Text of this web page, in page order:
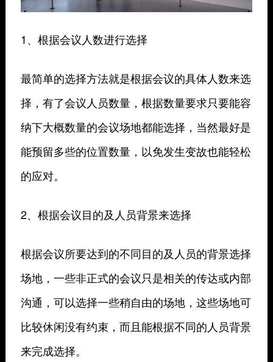
1、根据会议人数进行选择
最简单的选择方法就是根据会议的具体人数来选
择，有了会议人员数量，根据数量要求只要能容
纳下大概数量的会议场地都能选择，当然最好是
能预留多些的位置数量，以免发生变故也能轻松
的应对。
2、根据会议目的及人员背景来选择
根据会议所要达到的不同目的及人员的背景选择
场地，一些非正式的会议只是相关的传达或内部
沟通，可以选择一些稍自由的场地，这些场地可
比较休闲没有约束，而且能根据不同的人员背景
来完成选择。